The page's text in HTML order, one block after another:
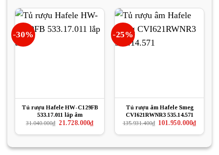
-30%
Tủ rượu Hafele HW-C129FB
533.17.011 lắp âm
31.040.000₫ Giá
là:
21.728.000₫Giá
hiện
tại
21.728.000₫.
-25%
Tủ rượu âm Hafele Smeg
CVI621RWNR3 535.14.571
135.931.400₫ Giá
là:
101.950.000₫Giá
hiện
tại